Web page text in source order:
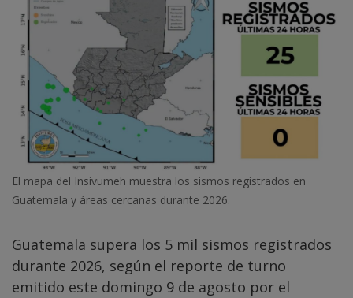
El mapa del Insivumeh muestra los sismos registrados en
Guatemala y áreas cercanas durante 2026.
Guatemala supera los 5 mil sismos registrados
durante 2026, según el reporte de turno
emitido este domingo 9 de agosto por el